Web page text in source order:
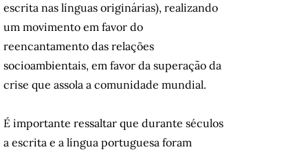
escrita nas línguas originárias), realizando
um movimento em favor do
reencantamento das relações
socioambientais, em favor da superação da
crise que assola a comunidade mundial.
É importante ressaltar que durante séculos
a escrita e a língua portuguesa foram